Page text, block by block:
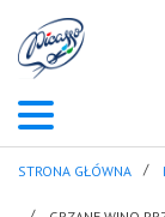
STRONA GŁÓWNA